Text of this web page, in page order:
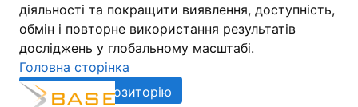
діяльності та покращити виявлення, доступність,
обмін і повторне використання результатів
досліджень у глобальному масштабі.
Головна сторінка
Сторінка репозиторію